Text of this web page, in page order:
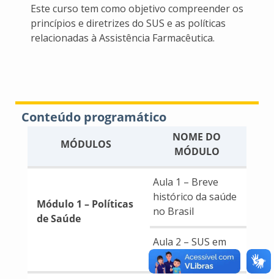
Este curso tem como objetivo compreender os
princípios e diretrizes do SUS e as políticas
relacionadas à Assistência Farmacêutica.
Conteúdo programático
MÓDULOS
NOME DO
MÓDULO
Módulo 1 – Políticas
de Saúde
Aula 1 – Breve
histórico da saúde
no Brasil
Aula 2 – SUS em
construção